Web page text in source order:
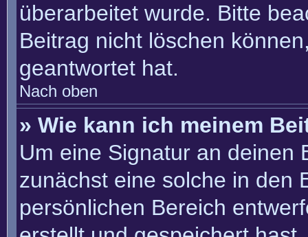
überarbeitet wurde. Bitte
Beitrag nicht löschen
geantwortet hat.
Nach oben
» Wie kann ich meinem
Um eine Signatur an deinen
zunächst eine solche in den
persönlichen Bereich